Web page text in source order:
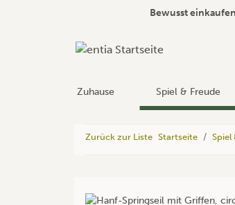
Bewusst
Zuhause Spiel & Freude
Zurück zur Liste Startseite Spiel